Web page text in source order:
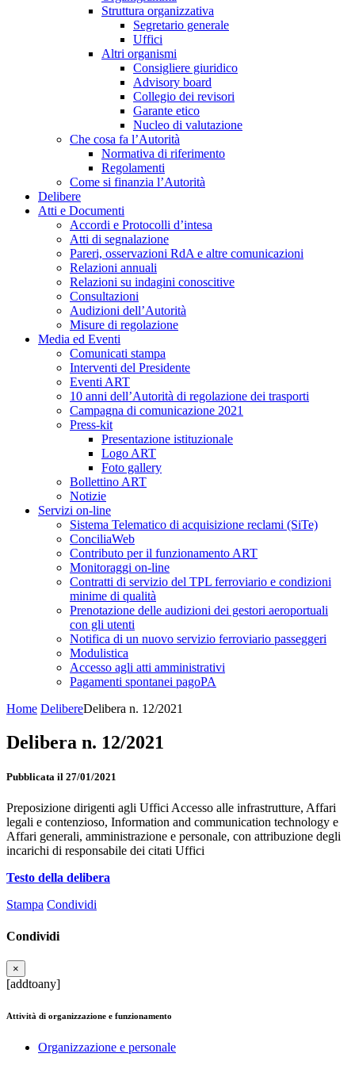
Struttura organizzativa
Segretario generale
Uffici
Altri organismi
Consigliere giuridico
Advisory board
Collegio dei revisori
Garante etico
Nucleo di valutazione
Che cosa fa l’Autorità
Normativa di riferimento
Regolamenti
Come si finanzia l’Autorità
Delibere
Atti e Documenti
Accordi e Protocolli d’intesa
Atti di segnalazione
Pareri, osservazioni RdA e altre comunicazioni
Relazioni annuali
Relazioni su indagini conoscitive
Consultazioni
Audizioni dell’Autorità
Misure di regolazione
Media ed Eventi
Comunicati stampa
Interventi del Presidente
Eventi ART
10 anni dell’Autorità di regolazione dei trasporti
Campagna di comunicazione 2021
Press-kit
Presentazione istituzionale
Logo ART
Foto gallery
Bollettino ART
Notizie
Servizi on-line
Sistema Telematico di acquisizione reclami (SiTe)
ConciliaWeb
Contributo per il funzionamento ART
Monitoraggi on-line
Contratti di servizio del TPL ferroviario e condizioni
minime di qualità
Prenotazione delle audizioni dei gestori aeroportuali
con gli utenti
Notifica di un nuovo servizio ferroviario passeggeri
Modulistica
Accesso agli atti amministrativi
Pagamenti spontanei pagoPA
Home DelibereDelibera n. 12/2021
Delibera n. 12/2021
Pubblicata il 27/01/2021
Preposizione dirigenti agli Uffici Accesso alle infrastrutture, Affari
legali e contenzioso, Information and communication technology e
Affari generali, amministrazione e personale, con attribuzione degli
incarichi di responsabile dei citati Uffici
Testo della delibera
Stampa Condividi
Condividi
×
[addtoany]
Attività di organizzazione e funzionamento
Organizzazione e personale